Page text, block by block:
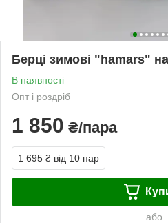
Берці зимові "hamars"
В наявності
Опт і роздріб
1 850 ₴/пара
1 695 ₴ від 10 пар
або